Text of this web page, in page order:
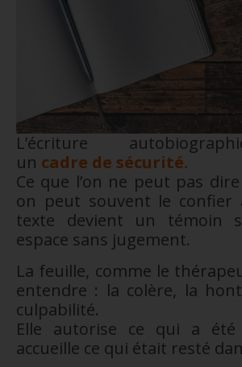
L’écriture
un cadre de sécurité.
Ce que l’on ne peut pas
on peut souvent le confier
texte devient un témoin
espace sans jugement.
La feuille, comme le
entendre : la colère, la
culpabilité.
Elle autorise ce qui a été
accueille ce qui était resté